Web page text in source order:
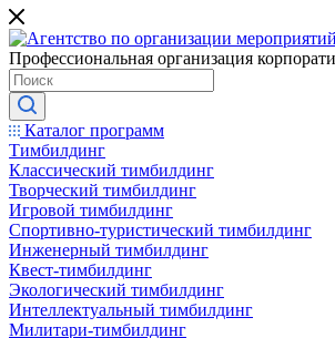
Профессиональная организация
Каталог программ
Тимбилдинг
Классический тимбилдинг
Творческий тимбилдинг
Игровой тимбилдинг
Спортивно-туристический тимбилдинг
Инженерный тимбилдинг
Квест-тимбилдинг
Экологический тимбилдинг
Интеллектуальный тимбилдинг
Милитари-тимбилдинг